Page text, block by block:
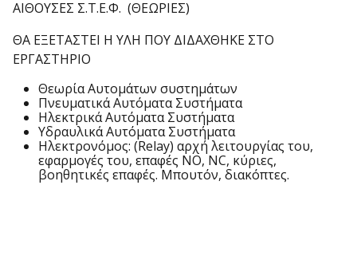
ΑΙΘΟΥΣΕΣ Σ.Τ.Ε.Φ. (ΘΕΩΡΙΕΣ)
ΘΑ ΕΞΕΤΑΣΤΕΙ Η ΥΛΗ ΠΟΥ ΔΙΔΑΧΘΗΚΕ ΣΤΟ
ΕΡΓΑΣΤΗΡΙΟ
Θεωρία Αυτομάτων συστημάτων
Πνευματικά Αυτόματα Συστήματα
Ηλεκτρικά Αυτόματα Συστήματα
Υδραυλικά Αυτόματα Συστήματα
Ηλεκτρονόμος: (Relay) αρχή λειτουργίας του,
εφαρμογές του, επαφές ΝΟ, ΝC, κύριες,
βοηθητικές επαφές. Μπουτόν, διακόπτες.